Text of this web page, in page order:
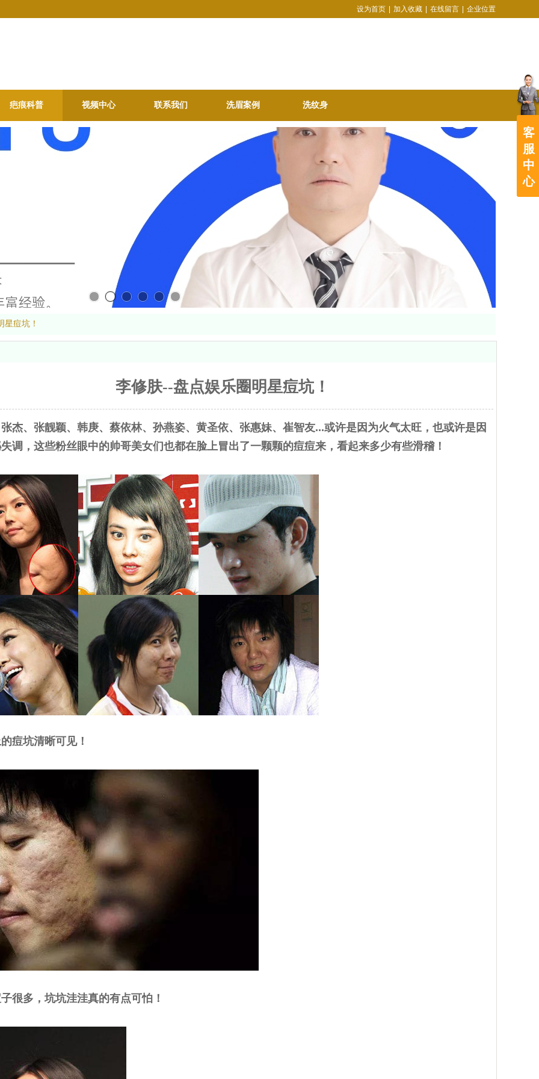
设为首页 加入收藏 在线留言 企业位置
疤痕科普 视频中心 联系我们 洗眉案例 洗纹身
星痘坑！
李修肤--盘点娱乐圈明星痘坑！
杰、张靓颖、韩庚、蔡依林、孙燕姿、黄圣依、张惠妹、崔智友...或许是因为火气太旺，也或许是因
调，这些粉丝眼中的帅哥美女们也都在脸上冒出了一颗颗的痘痘来，看起来多少有些滑稽！
痘坑清晰可见！
很多，坑坑洼洼真的有点可怕！
客
服
中
心